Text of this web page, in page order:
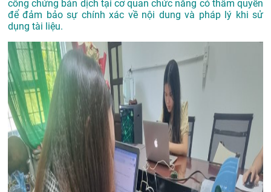
công chứng bản dịch tại cơ quan chức năng có thẩm quyền
để đảm bảo sự chính xác về nội dung và pháp lý khi sử
dụng tài liệu.